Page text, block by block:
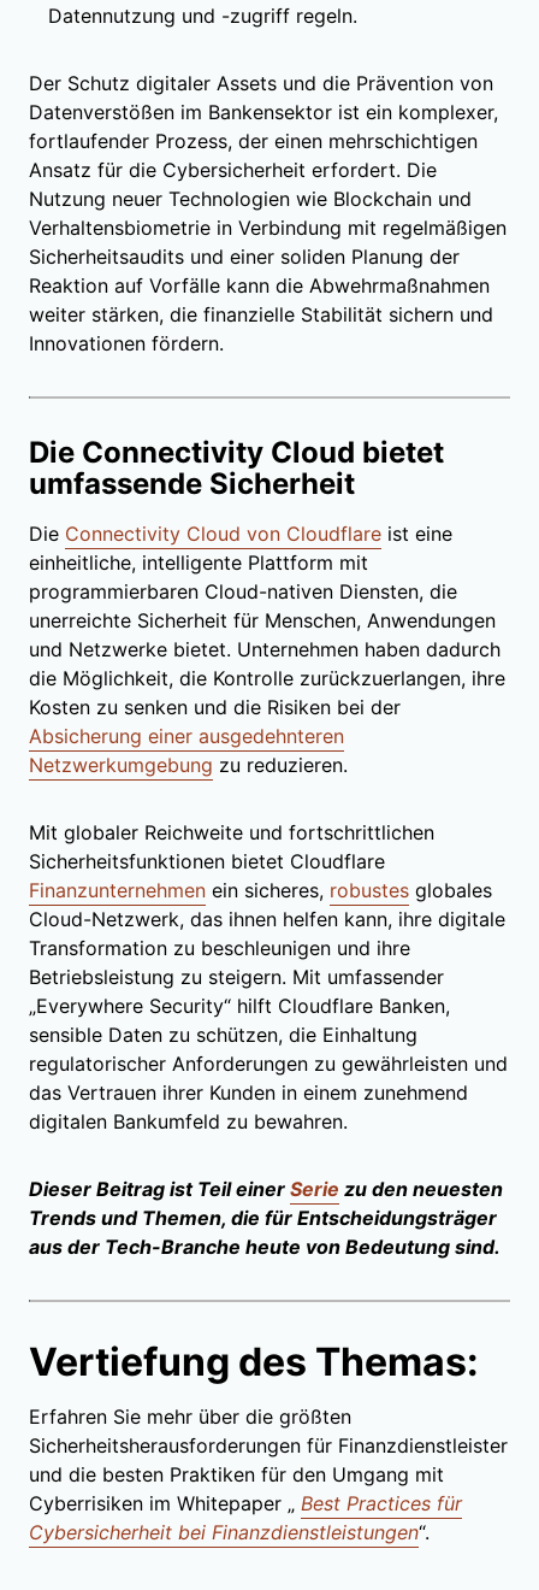
Datennutzung und -zugriff regeln.
Der Schutz digitaler Assets und die Prävention von
Datenverstößen im Bankensektor ist ein komplexer,
fortlaufender Prozess, der einen mehrschichtigen
Ansatz für die Cybersicherheit erfordert. Die
Nutzung neuer Technologien wie Blockchain und
Verhaltensbiometrie in Verbindung mit regelmäßigen
Sicherheitsaudits und einer soliden Planung der
Reaktion auf Vorfälle kann die Abwehrmaßnahmen
weiter stärken, die finanzielle Stabilität sichern und
Innovationen fördern.
Die Connectivity Cloud bietet
umfassende Sicherheit
Die Connectivity Cloud von Cloudflare ist eine
einheitliche, intelligente Plattform mit
programmierbaren Cloud-nativen Diensten, die
unerreichte Sicherheit für Menschen, Anwendungen
und Netzwerke bietet. Unternehmen haben dadurch
die Möglichkeit, die Kontrolle zurückzuerlangen, ihre
Kosten zu senken und die Risiken bei der
Absicherung einer ausgedehnteren
Netzwerkumgebung zu reduzieren.
Mit globaler Reichweite und fortschrittlichen
Sicherheitsfunktionen bietet Cloudflare
Finanzunternehmen ein sicheres, robustes globales
Cloud-Netzwerk, das ihnen helfen kann, ihre digitale
Transformation zu beschleunigen und ihre
Betriebsleistung zu steigern. Mit umfassender
„Everywhere Security“ hilft Cloudflare Banken,
sensible Daten zu schützen, die Einhaltung
regulatorischer Anforderungen zu gewährleisten und
das Vertrauen ihrer Kunden in einem zunehmend
digitalen Bankumfeld zu bewahren.
Dieser Beitrag ist Teil einer Serie zu den neuesten
Trends und Themen, die für Entscheidungsträger
aus der Tech-Branche heute von Bedeutung sind.
Vertiefung des Themas:
Erfahren Sie mehr über die größten
Sicherheitsherausforderungen für Finanzdienstleister
und die besten Praktiken für den Umgang mit
Cyberrisiken im Whitepaper „ Best Practices für
Cybersicherheit bei Finanzdienstleistungen“.